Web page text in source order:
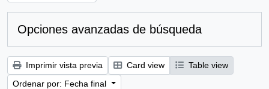
Opciones avanzadas de búsqueda
Imprimir vista previa Card view
Table view
Ordenar por: Fecha final